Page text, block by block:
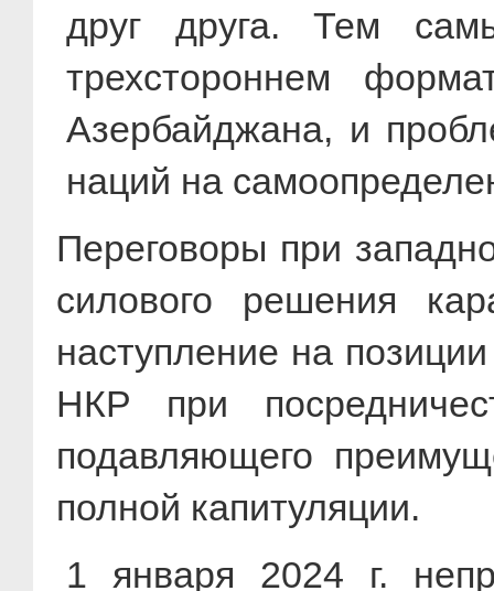
друг друга. Тем
трехстороннем
Азербайджана, и
наций на
Переговоры при
силового решения
наступление на
НКР при
подавляющего
полной капитуляции.
1 января 2024 г.